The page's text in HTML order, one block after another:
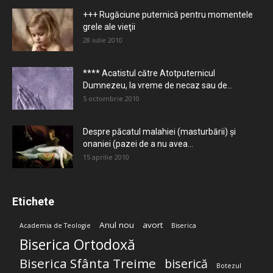
+++ Rugăciune puternică pentru momentele
grele ale vieţii
28 iulie 2010
**** Acatistul către Atotputernicul
Dumnezeu, la vreme de necaz sau de...
5 octombrie 2010
Despre păcatul malahiei (masturbării) şi
onaniei (pazei de a nu avea...
15 aprilie 2010
Etichete
Academia de Teologie Anul nou avort Biserica
Biserica Ortodoxă
Biserica Sfânta Treime biserică Botezul